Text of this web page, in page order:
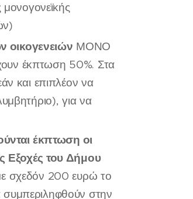
οικογενειών ΜΟΝΟ
έκπτωση 50%. Στα
και επιπλέον να
για να
έκπτωση οι
Εξοχές του Δήμου
σχεδόν 200 ευρώ το
συμπεριληφθούν στην